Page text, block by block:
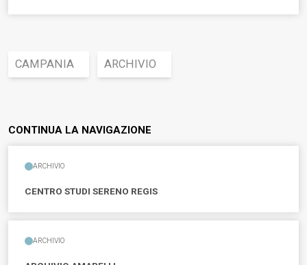
CAMPANIA ARCHIVIO
CONTINUA LA NAVIGAZIONE
ARCHIVIO
CENTRO STUDI SERENO REGIS
ARCHIVIO